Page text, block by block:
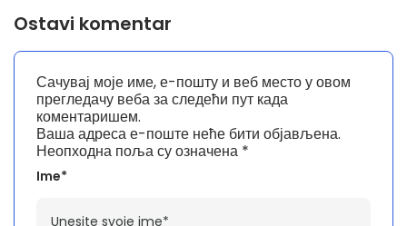
Ostavi komentar
Ваша адреса е-поште неће бити објављена.
Неопходна поља су означена *
Ime*
Сачувај моје име, е-пошту и веб место у овом
прегледачу веба за следећи пут када
коментаришем.